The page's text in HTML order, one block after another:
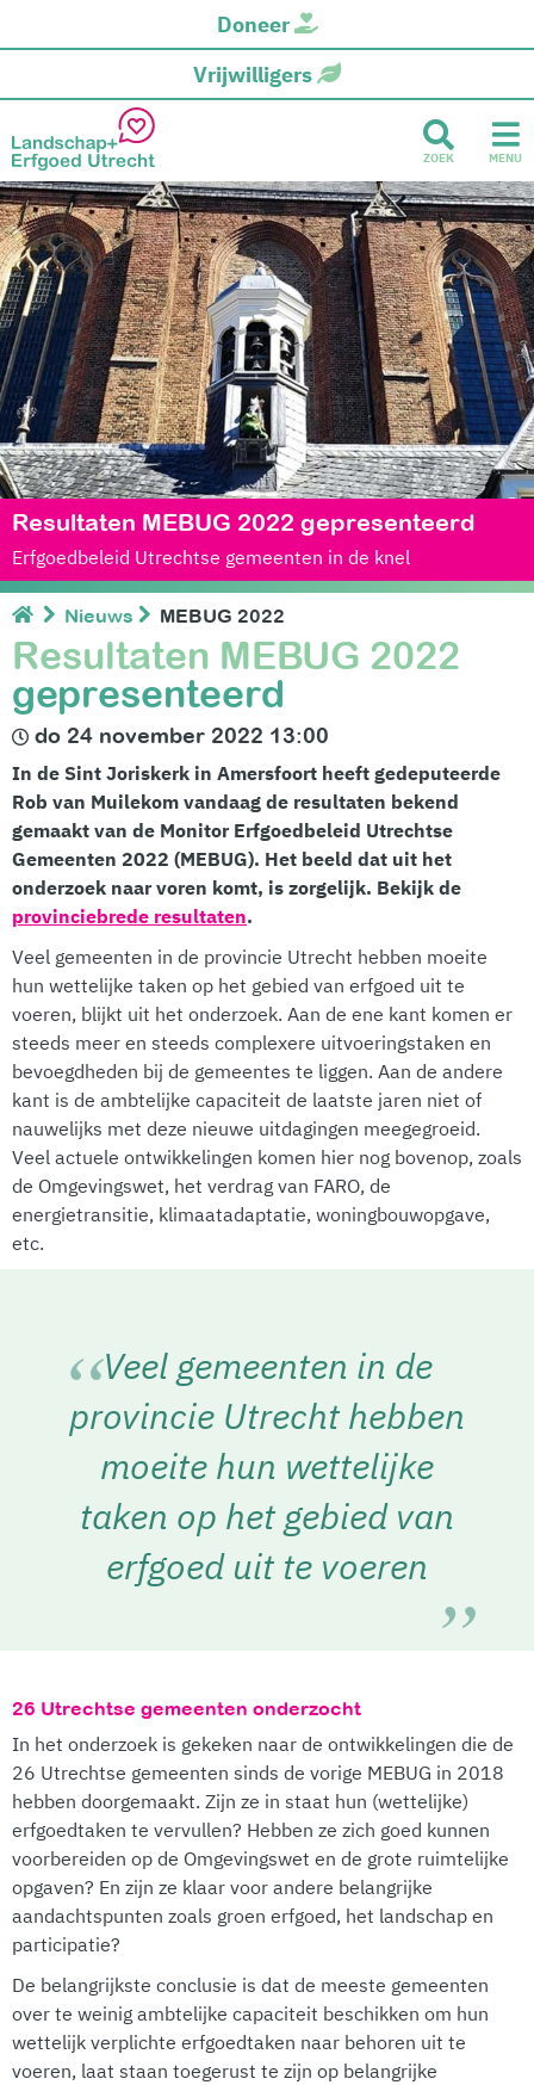
Doneer
Vrijwilligers
ZOEK MENU
Resultaten MEBUG 2022 gepresenteerd
Erfgoedbeleid Utrechtse gemeenten in de knel
Nieuws MEBUG 2022
Resultaten MEBUG 2022
gepresenteerd
do 24 november 2022 13:00
In de Sint Joriskerk in Amersfoort heeft gedeputeerde
Rob van Muilekom vandaag de resultaten bekend
gemaakt van de Monitor Erfgoedbeleid Utrechtse
Gemeenten 2022 (MEBUG). Het beeld dat uit het
onderzoek naar voren komt, is zorgelijk. Bekijk de
provinciebrede resultaten.
Veel gemeenten in de provincie Utrecht hebben moeite
hun wettelijke taken op het gebied van erfgoed uit te
voeren, blijkt uit het onderzoek. Aan de ene kant komen er
steeds meer en steeds complexere uitvoeringstaken en
bevoegdheden bij de gemeentes te liggen. Aan de andere
kant is de ambtelijke capaciteit de laatste jaren niet of
nauwelijks met deze nieuwe uitdagingen meegegroeid.
Veel actuele ontwikkelingen komen hier nog bovenop, zoals
de Omgevingswet, het verdrag van FARO, de
energietransitie, klimaatadaptatie, woningbouwopgave,
etc.
Veel gemeenten in de
provincie Utrecht hebben
moeite hun wettelijke
taken op het gebied van
erfgoed uit te voeren
26 Utrechtse gemeenten onderzocht
In het onderzoek is gekeken naar de ontwikkelingen die de
26 Utrechtse gemeenten sinds de vorige MEBUG in 2018
hebben doorgemaakt. Zijn ze in staat hun (wettelijke)
erfgoedtaken te vervullen? Hebben ze zich goed kunnen
voorbereiden op de Omgevingswet en de grote ruimtelijke
opgaven? En zijn ze klaar voor andere belangrijke
aandachtspunten zoals groen erfgoed, het landschap en
participatie?
De belangrijkste conclusie is dat de meeste gemeenten
over te weinig ambtelijke capaciteit beschikken om hun
wettelijk verplichte erfgoedtaken naar behoren uit te
voeren, laat staan toegerust te zijn op belangrijke